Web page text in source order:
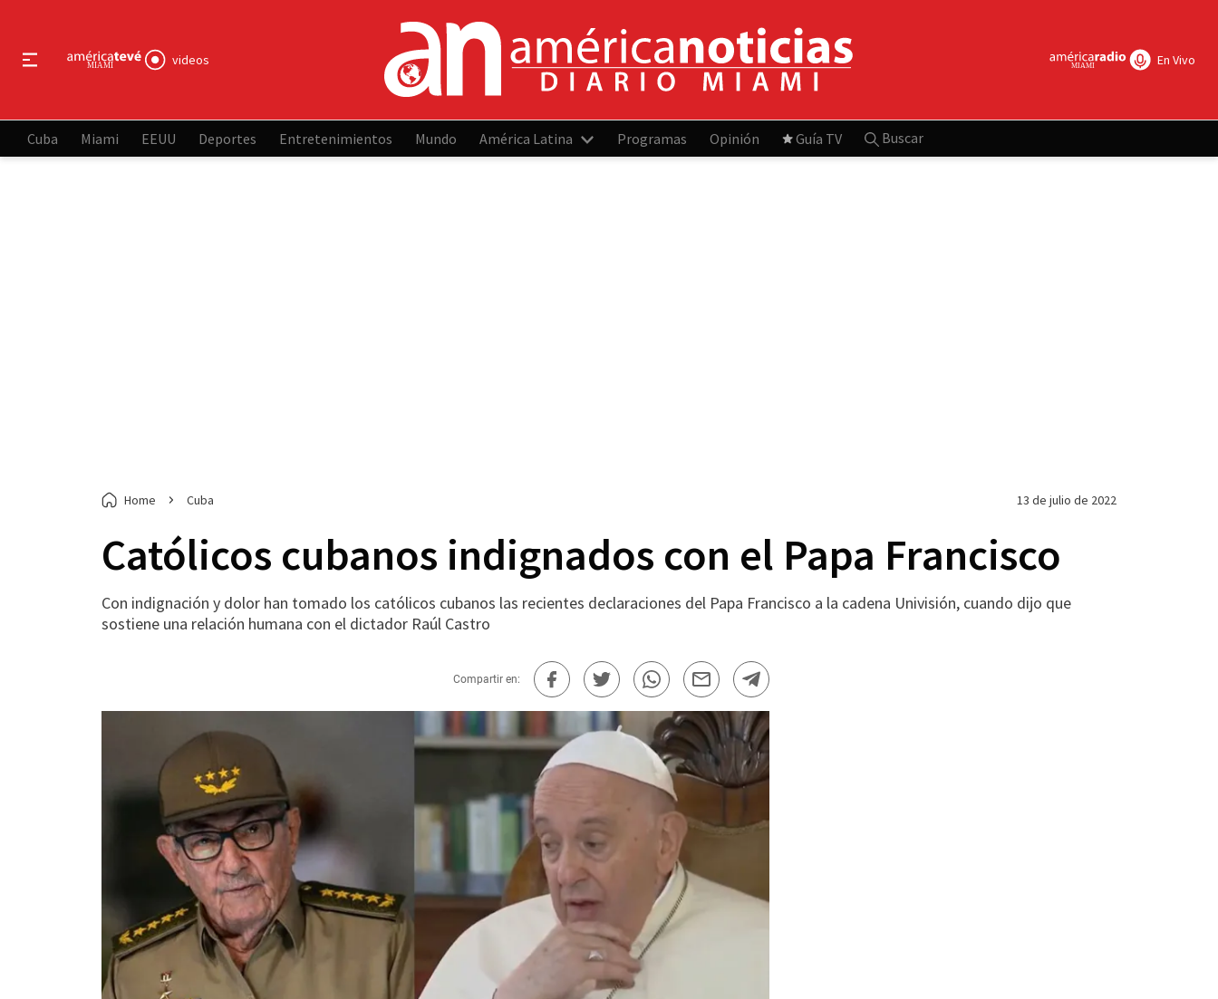
videos En Vivo
Cuba Miami EEUU Deportes Entretenimientos Mundo América Latina Programas Opinión Guía TV Buscar
Home Cuba 13 de julio de 2022
Católicos cubanos indignados con el Papa Francisco
Con indignación y dolor han tomado los católicos cubanos las recientes declaraciones del Papa Francisco a la cadena Univisión, cuando dijo que
sostiene una relación humana con el dictador Raúl Castro
Compartir en: